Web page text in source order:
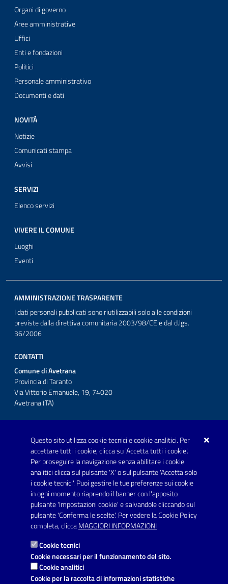
Questo sito utilizza cookie tecnici e cookie analitici. Per
accettare tutti i cookie, clicca su 'Accetta tutti i cookie'.
Per proseguire la navigazione senza abilitare i cookie
analitici clicca sul pulsante 'X' o sul pulsante 'Accetta solo
i cookie tecnici'. Puoi gestire le tue preferenze sui cookie
in ogni momento riaprendo il banner con l'apposito
pulsante 'Impostazioni cookie' e salvandole cliccando sul
pulsante 'Conferma le scelte'. Per vedere la Cookie Policy
completa, cliccaMAGGIORI INFORMAZIONI
Cookie tecnici
Cookie necessari per il funzionamento del sito.
Cookie analitici
Cookie per la raccolta di informazioni statistiche
Organi di governo
Aree amministrative
Uffici
Enti e fondazioni
Politici
Personale amministrativo
Documenti e dati
NOVITÀ
Notizie
Comunicati stampa
Avvisi
SERVIZI
Elenco servizi
VIVERE IL COMUNE
Luoghi
Eventi
AMMINISTRAZIONE TRASPARENTE
I dati personali pubblicati sono riutilizzabili solo alle condizioni
previste dalla direttiva comunitaria 2003/98/CE e dal d.lgs.
36/2006
CONTATTI
Comune di Avetrana
Provincia di Taranto
Via Vittorio Emanuele, 19, 74020
Avetrana (TA)
Telefono: 0999707766
Fax: 0999704336
Posta Elettronica Certificata:
prot.comune.avetrana@pec.rupar.puglia.it
Link utili
Informativa privacy
Dichiarazione di accessibilità
Note legali